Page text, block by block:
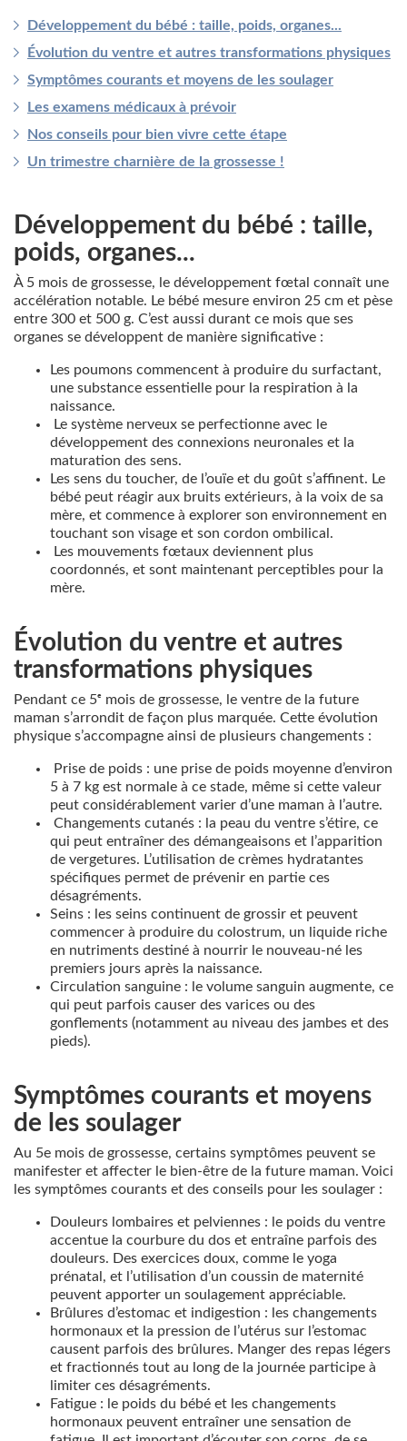
Développement du bébé : taille, poids, organes...
Évolution du ventre et autres transformations physiques
Symptômes courants et moyens de les soulager
Les examens médicaux à prévoir
Nos conseils pour bien vivre cette étape
Un trimestre charnière de la grossesse !
Développement du bébé : taille,
poids, organes...
À 5 mois de grossesse, le développement fœtal connaît une
accélération notable. Le bébé mesure environ 25 cm et pèse
entre 300 et 500 g. C’est aussi durant ce mois que ses
organes se développent de manière significative :
Les poumons commencent à produire du surfactant,
une substance essentielle pour la respiration à la
naissance.
Le système nerveux se perfectionne avec le
développement des connexions neuronales et la
maturation des sens.
Les sens du toucher, de l’ouïe et du goût s’affinent. Le
bébé peut réagir aux bruits extérieurs, à la voix de sa
mère, et commence à explorer son environnement en
touchant son visage et son cordon ombilical.
Les mouvements fœtaux deviennent plus
coordonnés, et sont maintenant perceptibles pour la
mère.
Évolution du ventre et autres
transformations physiques
Pendant ce 5ᵉ mois de grossesse, le ventre de la future
maman s’arrondit de façon plus marquée. Cette évolution
physique s’accompagne ainsi de plusieurs changements :
Prise de poids : une prise de poids moyenne d’environ
5 à 7 kg est normale à ce stade, même si cette valeur
peut considérablement varier d’une maman à l’autre.
Changements cutanés : la peau du ventre s’étire, ce
qui peut entraîner des démangeaisons et l’apparition
de vergetures. L’utilisation de crèmes hydratantes
spécifiques permet de prévenir en partie ces
désagréments.
Seins : les seins continuent de grossir et peuvent
commencer à produire du colostrum, un liquide riche
en nutriments destiné à nourrir le nouveau-né les
premiers jours après la naissance.
Circulation sanguine : le volume sanguin augmente, ce
qui peut parfois causer des varices ou des
gonflements (notamment au niveau des jambes et des
pieds).
Symptômes courants et moyens
de les soulager
Au 5e mois de grossesse, certains symptômes peuvent se
manifester et affecter le bien-être de la future maman. Voici
les symptômes courants et des conseils pour les soulager :
Douleurs lombaires et pelviennes : le poids du ventre
accentue la courbure du dos et entraîne parfois des
douleurs. Des exercices doux, comme le yoga
prénatal, et l’utilisation d’un coussin de maternité
peuvent apporter un soulagement appréciable.
Brûlures d’estomac et indigestion : les changements
hormonaux et la pression de l’utérus sur l’estomac
causent parfois des brûlures. Manger des repas légers
et fractionnés tout au long de la journée participe à
limiter ces désagréments.
Fatigue : le poids du bébé et les changements
hormonaux peuvent entraîner une sensation de